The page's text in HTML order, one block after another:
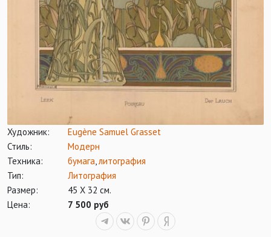
Художник:
Eugène Samuel Grasset
Стиль:
Модерн
Техника:
бумага,литография
Тип:
Литография
Размер:
45 Х 32 см.
Цена:
7 500 руб